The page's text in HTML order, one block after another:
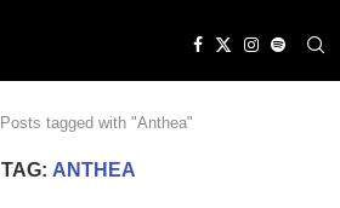
Posts tagged with "Anthea"
TAG: ANTHEA